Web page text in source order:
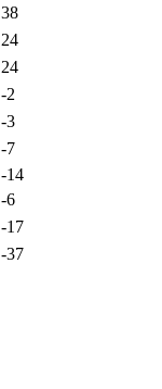
38
24
24
-2
-3
-7
-14
-6
-17
-37